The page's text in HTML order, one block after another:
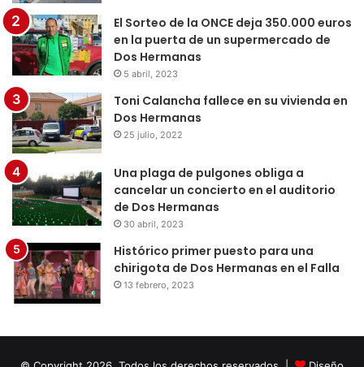
El Sorteo de la ONCE deja 350.000 euros
en la puerta de un supermercado de
Dos Hermanas
5 abril, 2023
Toni Calancha fallece en su vivienda en
Dos Hermanas
25 julio, 2022
Una plaga de pulgones obliga a
cancelar un concierto en el auditorio
de Dos Hermanas
30 abril, 2023
Histórico primer puesto para una
chirigota de Dos Hermanas en el Falla
13 febrero, 2023